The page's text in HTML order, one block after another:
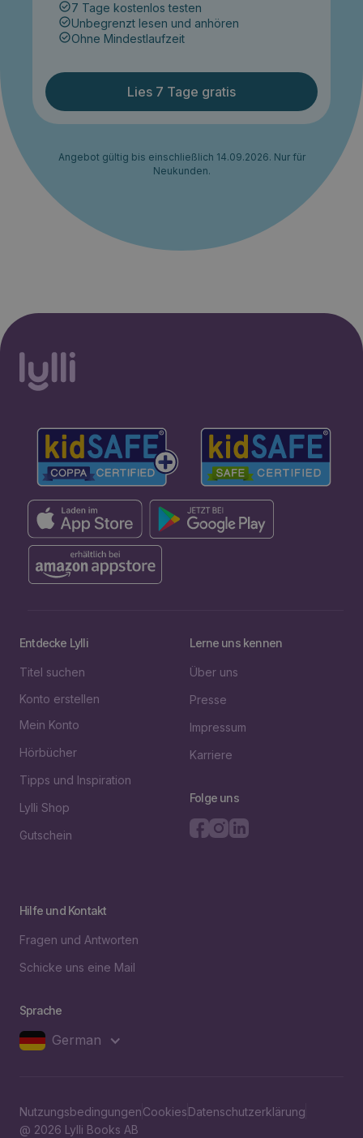
7 Tage kostenlos testen
Unbegrenzt lesen und anhören
Ohne Mindestlaufzeit
Lies 7 Tage gratis
Angebot gültig bis einschließlich 14.09.2026. Nur für
Neukunden.
Entdecke Lylli
Titel suchen
Konto erstellen
Mein Konto
Hörbücher
Tipps und Inspiration
Lylli Shop
Gutschein
Lerne uns kennen
Über uns
Presse
Impressum
Karriere
Folge uns
Hilfe und Kontakt
Fragen und Antworten
Schicke uns eine Mail
Sprache
German
NutzungsbedingungenCookiesDatenschutzerklärung
@ 2026 Lylli Books AB